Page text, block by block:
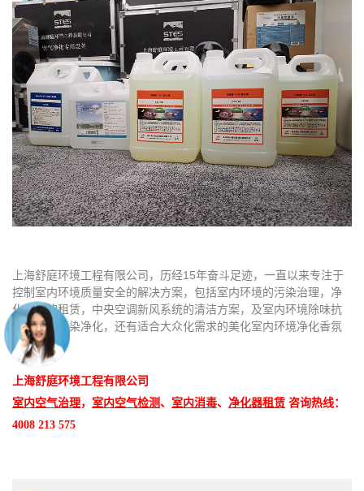
上海舒庭环境工程有限公司，历经15年奋斗足迹，一直以来专注于
控制室内环境质量安全的解决方案，包括室内环境的污染治理，净
化设备的租赁，中央空调新风系统的清洁方案，及室内环境除味抗
菌的抑制污染净化，还有适合大众化需求的美化室内环境净化香氛
管理。
上海舒庭环境工程有限公司
室内空气治理， 室内空气检测、 室内消毒、 净化器租赁 咨询热线：
4008 213 575